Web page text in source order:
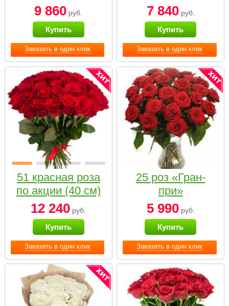
Заказать в один клик
9 860 руб.
Купить
Заказать в один клик
7 840руб.
Купить
Заказать в один клик
51 красная роза
по акции (40 см)
12 240 руб.
Купить
Заказать в один клик
25 роз «Гран-
при»
5 990руб.
Купить